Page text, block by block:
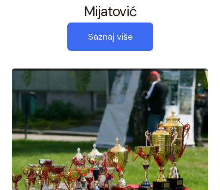
Mijatović
Saznaj više